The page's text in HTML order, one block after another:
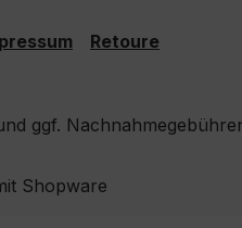
Retoure
ggf.
Shopware